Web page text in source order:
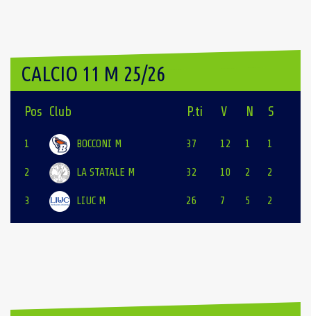
CALCIO 11 M 25/26
Pos Club P.ti V N S
1 BOCCONI M 37 12 1 1
2 LA STATALE M 32 10 2 2
3 LIUC M 26 7 5 2